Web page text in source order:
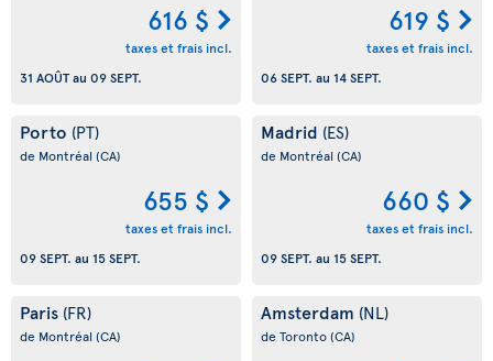
616 $
taxes et frais incl.
31 AOÛTau 09 SEPT.
619 $
taxes et frais incl.
06 SEPT. au 14 SEPT.
Porto (PT)
de Montréal (CA)
655 $
taxes et frais incl.
09 SEPT. au 15 SEPT.
Madrid (ES)
de Montréal (CA)
660 $
taxes et frais incl.
09 SEPT. au 15 SEPT.
Paris (FR)
de Montréal (CA)
Amsterdam (NL)
de Toronto(CA)